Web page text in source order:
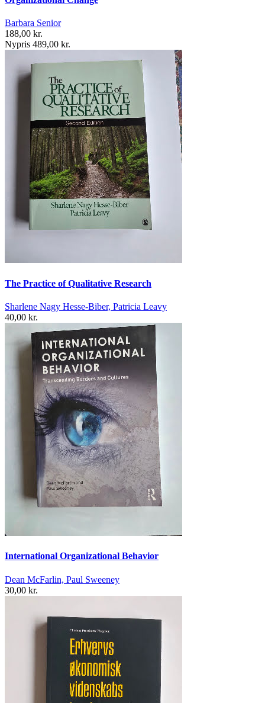
Barbara Senior
188,00 kr.
Nypris 489,00 kr.
The Practice of Qualitative Research
Sharlene Nagy Hesse-Biber, Patricia Leavy
40,00 kr.
International Organizational Behavior
Dean McFarlin, Paul Sweeney
30,00 kr.